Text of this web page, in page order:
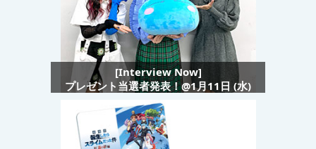
[Interview Now]
プレゼント当選者発表！@1月11日 (水)